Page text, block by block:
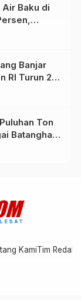
Baku di
Banjar
RI Turun 20
Ton
Batanghari
KamiTim Redaksi